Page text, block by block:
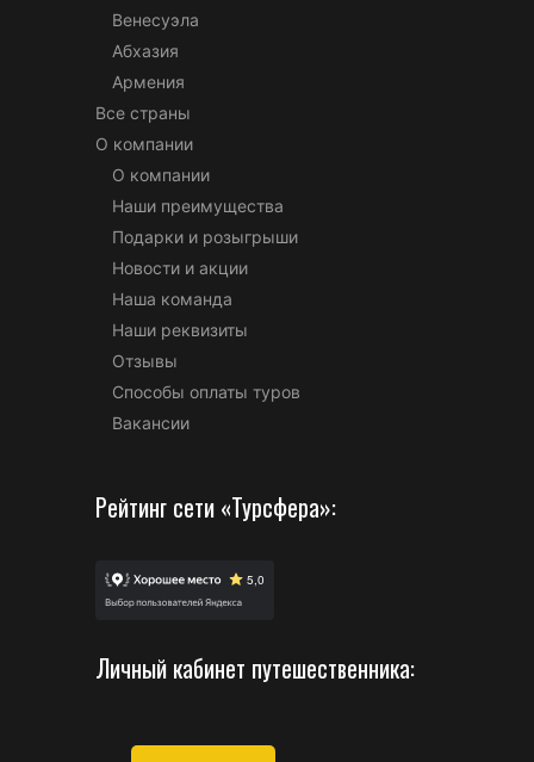
Венесуэла
Абхазия
Армения
Все страны
О компании
О компании
Наши преимущества
Подарки и розыгрыши
Новости и акции
Наша команда
Наши реквизиты
Отзывы
Способы оплаты туров
Вакансии
Рейтинг сети «Турсфера»:
Личный кабинет путешественника: